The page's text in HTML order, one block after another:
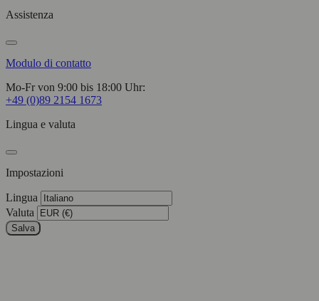
Assistenza
Modulo di contatto
Mo-Fr von 9:00 bis 18:00 Uhr:
+49 (0)89 2154 1673
Lingua e valuta
Impostazioni
Lingua
Valuta
Salva